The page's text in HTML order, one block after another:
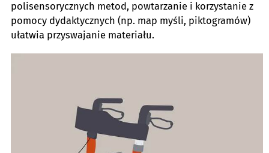
polisensorycznych metod, powtarzanie i korzystanie z
pomocy dydaktycznych (np. map myśli, piktogramów)
ułatwia przyswajanie materiału.